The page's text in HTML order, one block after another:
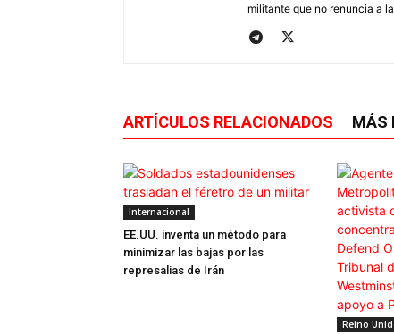
militante que no renuncia a
ARTÍCULOS RELACIONADOS MÁS
Internacional
EE.UU. inventa un método para
minimizar las bajas por las
represalias de Irán
Reino